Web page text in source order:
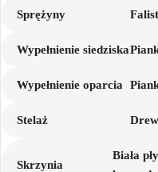
Sprężyny
Wypełnienie siedziska
Wypełnienie oparcia
Stelaż
Skrzynia
Biała